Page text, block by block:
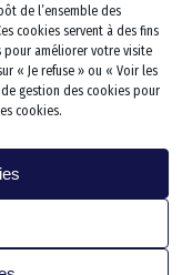
de l’ensemble des
cookies servent à des fins
pour améliorer votre visite
« Je refuse » ou « Voir les
gestion des cookies pour
cookies.
WC PMR
Baignoire combinée sénior
WC Rehaussé
kitchenette PMR
Électroménager et
Monte escalier
Lève personne
Rampe d’accès
et fenêtres
& Rangements
séjour